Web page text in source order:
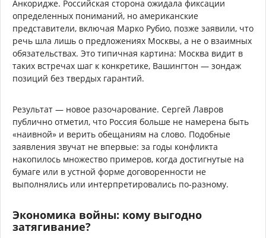
Анкоридже. Российская сторона ожидала фиксации
определенных пониманий, но американские
представители, включая Марко Рубио, позже заявили, что
речь шла лишь о предложениях Москвы, а не о взаимных
обязательствах. Это типичная картина: Москва видит в
таких встречах шаг к конкретике, Вашингтон — зондаж
позиций без твердых гарантий.
Результат — новое разочарование. Сергей Лавров
публично отметил, что Россия больше не намерена быть
«наивной» и верить обещаниям на слово. Подобные
заявления звучат не впервые: за годы конфликта
накопилось множество примеров, когда достигнутые на
бумаге или в устной форме договоренности не
выполнялись или интерпретировались по-разному.
Экономика войны: кому выгодно
затягивание?